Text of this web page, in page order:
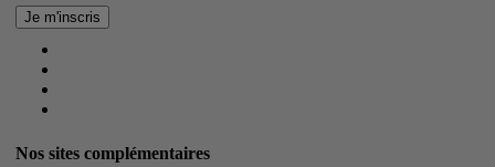
Nos sites complémentaires